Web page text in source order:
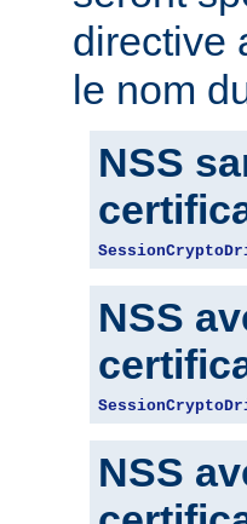
directive
le nom
NSS
NSS
NSS